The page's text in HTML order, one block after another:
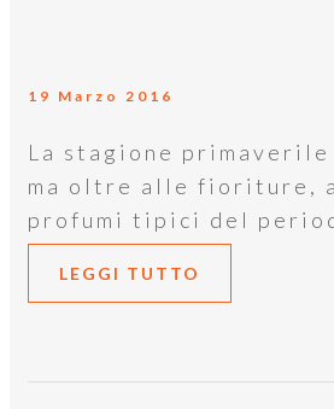
19 Marzo 2016
La stagione
ma oltre alle fioriture,
profumi tipici del
LEGGI TUTTO